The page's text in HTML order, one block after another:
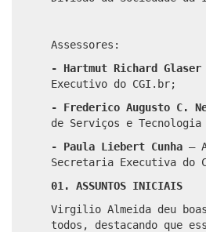
Assessores:
- Hartmut Richard Glaser
Executivo do CGI.br;
- Frederico Augusto C.
de Serviços e
- Paula Liebert Cunha –
Secretaria Executiva do
01. ASSUNTOS INICIAIS
Virgilio Almeida deu
todos, destacando que